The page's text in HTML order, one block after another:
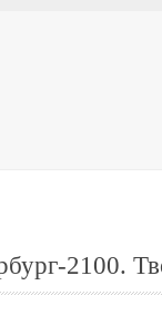
2100.